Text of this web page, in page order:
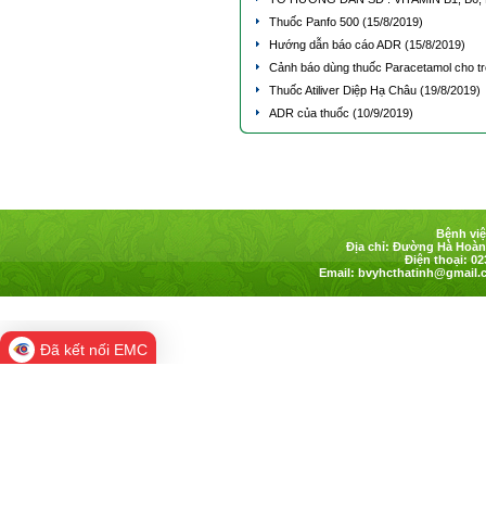
Thuốc Panfo 500 (15/8/2019)
Hướng dẫn báo cáo ADR (15/8/2019)
Cảnh báo dùng thuốc Paracetamol cho
Thuốc Atiliver Diệp Hạ Châu (19/8/2019)
ADR của thuốc (10/9/2019)
Bệnh
Địa chỉ: Đường Hà
Điện thoại:
Email:
Đã kết nối EMC